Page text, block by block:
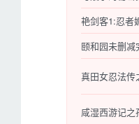
艳剑客1:忍者
颐和园未删减